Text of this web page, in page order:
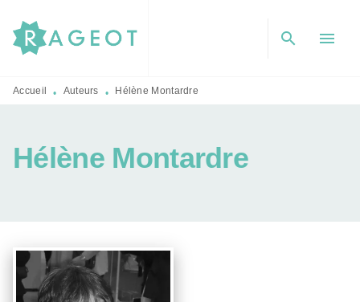
MENU RECHERCHE
PIED DE PAGE
search menu
Accueil • Auteurs • Hélène Montardre
Hélène Montardre